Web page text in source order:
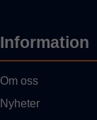
Information
Om oss
Nyheter